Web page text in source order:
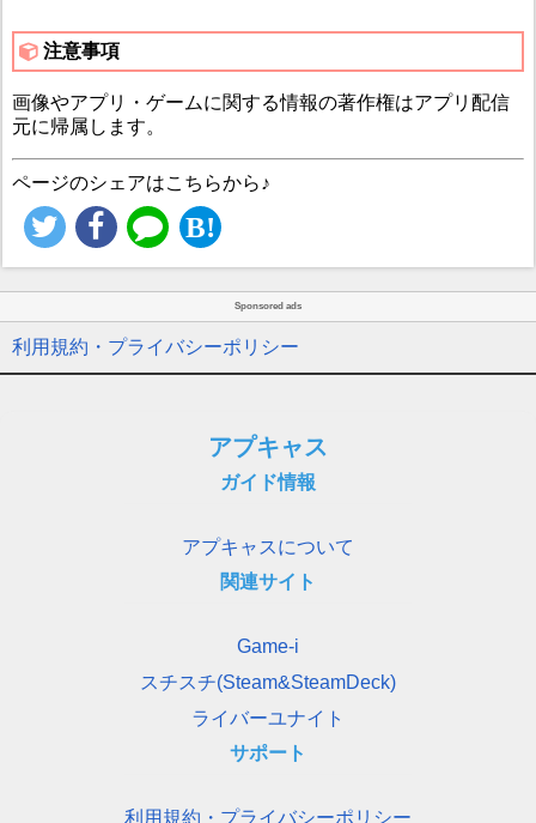
注意事項
画像やアプリ・ゲームに関する情報の著作権はアプリ配信
元に帰属します。
ページのシェアはこちらから♪
Sponsored ads
利用規約・プライバシーポリシー
アプキャス
ガイド情報
アプキャスについて
関連サイト
Game-i
スチスチ(Steam&SteamDeck)
ライバーユナイト
サポート
利用規約・プライバシーポリシー